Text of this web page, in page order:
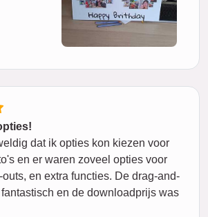
dat ik opties kon kiezen voor
en er waren zoveel opties voor
en extra functies. De drag-and-
en de downloadprijs was